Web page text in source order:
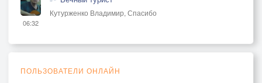
06:32
Кутурженко Владимир, Спасибо
ПОЛЬЗОВАТЕЛИ ОНЛАЙН